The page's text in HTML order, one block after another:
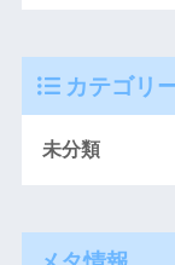
カテゴリ
未分類